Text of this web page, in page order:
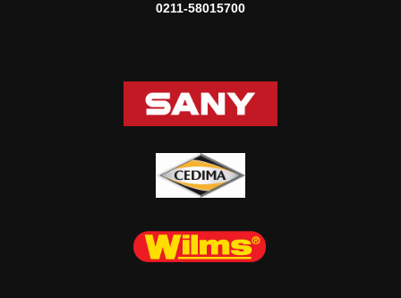
0211-58015700